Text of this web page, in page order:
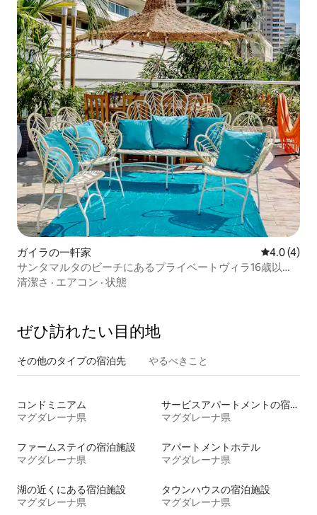
ガイラの一軒家 レビュー4
4.0 (4)
サンタマルタのビーチにあるプライベートヴィラ16歳以
上|-20%新規
清潔さ · エアコン · 状態
ぜひ訪⁠れ⁠た⁠い目⁠的⁠地
その他のタ⁠イ⁠プ⁠の宿⁠泊⁠先 やるべきこと
コンドミニアム
マグダレーナ県
サービスアパートメントの宿泊施設
マグダレーナ県
ファームステイの宿泊施設
マグダレーナ県
アパートメントホテル
マグダレーナ県
湖の近くにある宿泊施設
マグダレーナ県
タウンハウスの宿泊施設
マグダレーナ県